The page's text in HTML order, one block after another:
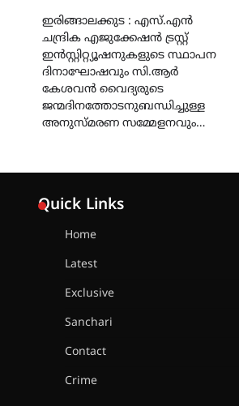
ഇരിങ്ങാലക്കുട : എസ്.എൻ
ചന്ദ്രിക എജുക്കേഷൻ ട്രസ്റ്റ്
ഇൻസ്റ്റിറ്റ്യൂഷനുകളുടെ സ്ഥാപന
ദിനാഘോഷവും സി.ആർ
കേശവൻ വൈദ്യരുടെ
ജന്മദിനത്തോടനുബന്ധിച്ചുള്ള
അനുസ്മരണ സമ്മേളനവും…
Quick Links
Home
Latest
Exclusive
Sanchari
Contact
Crime